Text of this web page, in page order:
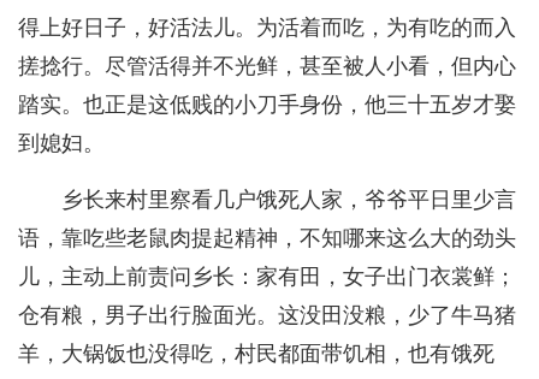
得上好日子，好活法儿。为活着而吃，为有吃的而入
搓捻行。尽管活得并不光鲜，甚至被人小看，但内心
踏实。也正是这低贱的小刀手身份，他三十五岁才娶
到媳妇。
乡长来村里察看几户饿死人家，爷爷平日里少言
语，靠吃些老鼠肉提起精神，不知哪来这么大的劲头
儿，主动上前责问乡长：家有田，女子出门衣裳鲜；
仓有粮，男子出行脸面光。这没田没粮，少了牛马猪
羊，大锅饭也没得吃，村民都面带饥相，也有饿死